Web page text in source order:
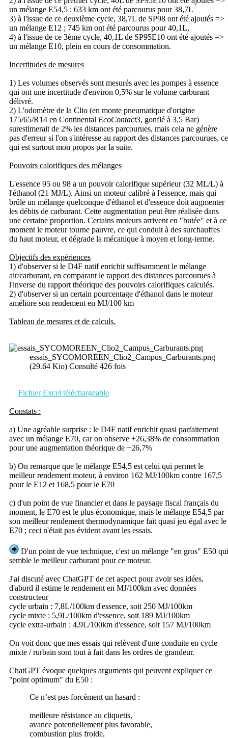
un mélange E54,5 ; 633 km ont été parcourus pour 38,7L
3) à l'issue de ce deuxième cycle, 38,7L de SP98 ont été ajoutés =>
un mélange E12 ; 745 km ont été parcourus pour 40,1L,
4) à l'issue de ce 3ème cycle, 40,1L de SP95E10 ont été ajoutés =>
un mélange E10, plein en cours de consommation.
Incertitudes de mesures
1) Les volumes observés sont mesurés avec les pompes à essence
qui ont une incertitude d'environ 0,5% sur le volume carburant
délivré.
2) L'odomètre de la Clio (en monte pneumatique d'origine
175/65/R14 en Continental EcoContact3, gonflé à 3,5 Bar)
surestimerait de 2% les distances parcourues, mais cela ne génère
pas d'erreur si l'on s'intéresse au rapport des distances parcourues, ce
qui est surtout mon propos par la suite.
Pouvoirs calorifiques des mélanges
L'essence 95 ou 98 a un pouvoir calorifique supérieur (32 ML/L) à
l'éthanol (21 MJ/L). Ainsi un moteur calibré à l'essence, mais qui
brûle un mélange quelconque d'éthanol et d'essence doit augmenter
les débits de carburant. Cette augmentation peut être réalisée dans
une certaine proportion. Certains moteurs arrivent en "butée" et à ce
moment le moteur tourne pauvre, ce qui conduit à des surchauffes
du haut moteur, et dégrade la mécanique à moyen et long-terme.
Objectifs des expériences
1) d'observer si le D4F natif enrichit suffisamment le mélange
air/carburant, en comparant le rapport des distances parcourues à
l'inverse du rapport théorique des pouvoirs calorifiques calculés.
2) d'observer si un certain pourcentage d'éthanol dans le moteur
améliore son rendement en MJ/100 km
Tableau de mesures et de calculs.
essais_SYCOMOREEN_Clio2_Campus_Carburants.png
(29.64 Kio) Consulté 426 fois
Fichier Excel téléchargeable
Constats :
a) Une agréable surprise : le D4F natif enrichit quasi parfaitement
avec un mélange E70, car on observe +26,38% de consommation
pour une augmentation théorique de +26,7%
b) On remarque que le mélange E54,5 est celui qui permet le
meilleur rendement moteur, à environ 162 MJ/100km contre 167,5
pour le E12 et 168,5 pour le E70
c) d'un point de vue financier et dans le paysage fiscal français du
moment, le E70 est le plus économique, mais le mélange E54,5 par
son meilleur rendement thermodynamique fait quasi jeu égal avec le
E70 ; ceci n'était pas évident avant les essais.
D'un point de vue technique, c'est un mélange "en gros" E50 qui
semble le meilleur carburant pour ce moteur.
J'ai discuté avec ChatGPT de cet aspect pour avoir ses idées,
d'abord il estime le rendement en MJ/100km avec données
constructeur
cycle urbain : 7,8L/100km d'essence, soit 250 MJ/100km
cycle mixte : 5,9L/100km d'essence, soit 189 MJ/100km
cycle extra-urbain : 4,9L/100km d'essence, soit 157 MJ/100km
On voit donc que mes essais qui relèvent d'une conduite en cycle
mixte / rurbain sont tout à fait dans les ordres de grandeur.
ChatGPT évoque quelques arguments qui peuvent expliquer ce
"point optimum" du E50 :
Ce n’est pas forcément un hasard :
meilleure résistance au cliquetis,
avance potentiellement plus favorable,
combustion plus froide,